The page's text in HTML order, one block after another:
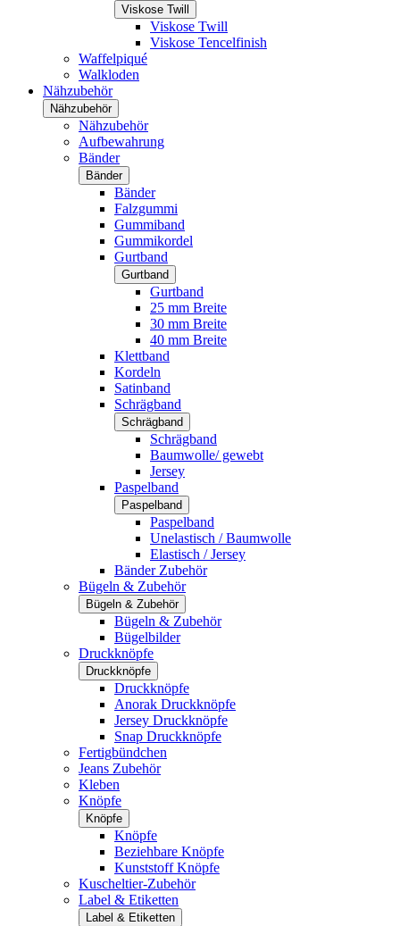
Viskose Twill
Viskose Twill
Viskose Tencelfinish
Waffelpiqué
Walkloden
Nähzubehör
Nähzubehör
Nähzubehör
Aufbewahrung
Bänder
Bänder
Bänder
Falzgummi
Gummiband
Gummikordel
Gurtband
Gurtband
Gurtband
25 mm Breite
30 mm Breite
40 mm Breite
Klettband
Kordeln
Satinband
Schrägband
Schrägband
Schrägband
Baumwolle/ gewebt
Jersey
Paspelband
Paspelband
Paspelband
Unelastisch / Baumwolle
Elastisch / Jersey
Bänder Zubehör
Bügeln & Zubehör
Bügeln & Zubehör
Bügeln & Zubehör
Bügelbilder
Druckknöpfe
Druckknöpfe
Druckknöpfe
Anorak Druckknöpfe
Jersey Druckknöpfe
Snap Druckknöpfe
Fertigbündchen
Jeans Zubehör
Kleben
Knöpfe
Knöpfe
Knöpfe
Beziehbare Knöpfe
Kunststoff Knöpfe
Kuscheltier-Zubehör
Label & Etiketten
Label & Etiketten